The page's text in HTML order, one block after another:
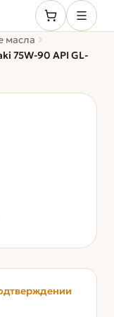
масла
75W-90 API GL-